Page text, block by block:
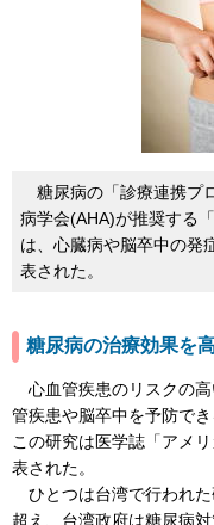
糖尿病の「診療連携プ
病学会(AHA)が推奨する
は、心臓病や脳卒中の発
表された。
糖尿病の治療効果を
心血管疾患のリスクの高
管疾患や脳卒中を予防で
この研究は医学誌「アメ
表された。
ひとつは台湾で行われ
超え、台湾政府は糖尿病